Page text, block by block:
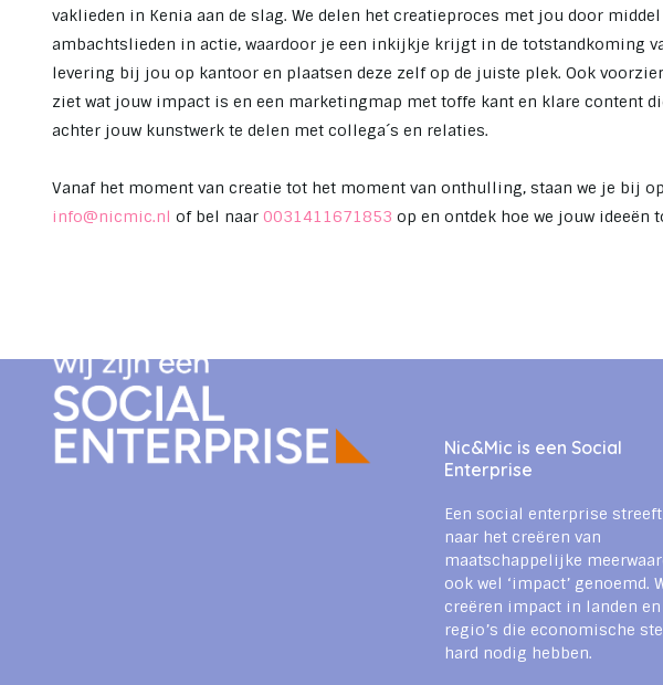
vaklieden in Kenia aan de slag. We delen het creatieproces met jou door middel
ambachtslieden in actie, waardoor je een inkijkje krijgt in de totstandkoming
levering bij jou op kantoor en plaatsen deze zelf op de juiste plek. Ook
ziet wat jouw impact is en een marketingmap met toffe kant en klare content
achter jouw kunstwerk te delen met collega´s en relaties.
Vanaf het moment van creatie tot het moment van onthulling, staan we je bij
info@nicmic.nl of bel naar 0031411671853 op en ontdek hoe we jouw ideeën
Nic&Mic is een Social
Enterprise
Een social enterprise streeft
naar het creëren van
maatschappelijke
ook wel ‘impact’ genoemd.
creëren impact in landen en
regio’s die economische
hard nodig hebben.